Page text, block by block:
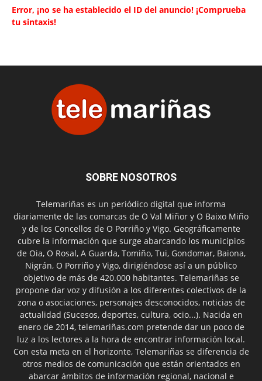
Error, ¡no se ha establecido el ID del anuncio! ¡Comprueba
tu sintaxis!
SOBRE NOSOTROS
Telemariñas es un periódico digital que informa
diariamente de las comarcas de O Val Miñor y O Baixo Miño
y de los Concellos de O Porriño y Vigo. Geográficamente
cubre la información que surge abarcando los municipios
de Oia, O Rosal, A Guarda, Tomiño, Tui, Gondomar, Baiona,
Nigrán, O Porriño y Vigo, dirigiéndose así a un público
objetivo de más de 420.000 habitantes. Telemariñas se
propone dar voz y difusión a los diferentes colectivos de la
zona o asociaciones, personajes desconocidos, noticias de
actualidad (Sucesos, deportes, cultura, ocio...). Nacida en
enero de 2014, telemariñas.com pretende dar un poco de
luz a los lectores a la hora de encontrar información local.
Con esta meta en el horizonte, Telemariñas se diferencia de
otros medios de comunicación que están orientados en
abarcar ámbitos de información regional, nacional e